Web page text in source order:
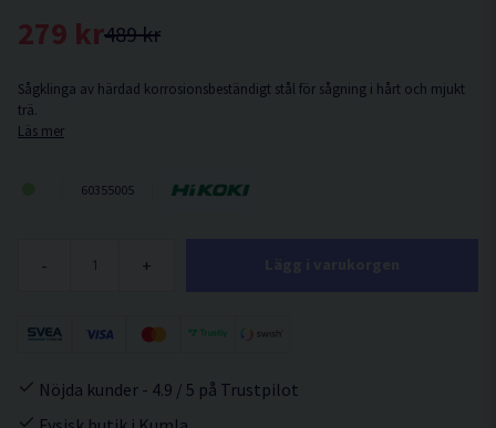
489 kr
279 kr
Sågklinga av härdad korrosionsbeständigt stål för sågning i hårt och mjukt
trä.
Läs mer
60355005
- +
Nöjda kunder - 4.9 / 5 på Trustpilot